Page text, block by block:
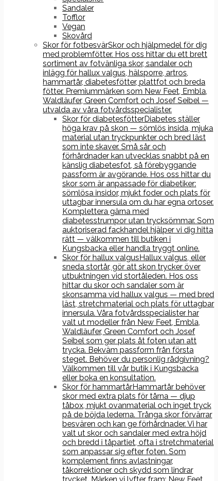
Sandaler
Tofflor
Vegan
Skovård
Skor för fotbesvärSkor och hjälpmedel för dig
med problemfötter. Hos oss hittar du ett brett
sortiment av fotvänliga skor, sandaler och
inlägg för hallux valgus, hälsporre, artros,
hammartår, diabetesfötter, plattfot och breda
fötter. Premiummärken som New Feet, Embla,
Waldläufer, Green Comfort och Josef Seibel —
utvalda av våra fotvårdsspecialister.
Skor för diabetesfötterDiabetes ställer
höga krav på skon — sömlös insida, mjuka
material utan tryckpunkter och bred läst
som inte skaver. Små sår och
förhårdnader kan utvecklas snabbt på en
känslig diabetesfot, så förebyggande
passform är avgörande. Hos oss hittar du
skor som är anpassade för diabetiker:
sömlösa insidor, mjukt foder och plats för
uttagbar innersula om du har egna ortoser.
Komplettera gärna med
diabetesstrumpor utan trycksömmar. Som
auktoriserad fackhandel hjälper vi dig hitta
rätt — välkommen till butiken i
Kungsbacka eller handla tryggt online.
Skor för hallux valgusHallux valgus, eller
sneda stortår, gör att skon trycker över
utbuktningen vid stortåleden. Hos oss
hittar du skor och sandaler som är
skonsamma vid hallux valgus — med bred
läst, stretchmaterial och plats för uttagbar
innersula. Våra fotvårdsspecialister har
valt ut modeller från New Feet, Embla,
Waldläufer, Green Comfort och Josef
Seibel som ger plats åt foten utan att
trycka. Bekväm passform från första
steget. Behöver du personlig rådgivning?
Välkommen till vår butik i Kungsbacka
eller boka en konsultation.
Skor för hammartårHammartår behöver
skor med extra plats för tårna — djup
tåbox, mjukt ovanmaterial och inget tryck
på de böjda lederna. Trånga skor förvärrar
besvären och kan ge förhårdnader. Vi har
valt ut skor och sandaler med extra höjd
och bredd i tåpartiet, ofta i stretchmaterial
som anpassar sig efter foten. Som
komplement finns avlastningar,
tåkorrektioner och skydd som lindrar